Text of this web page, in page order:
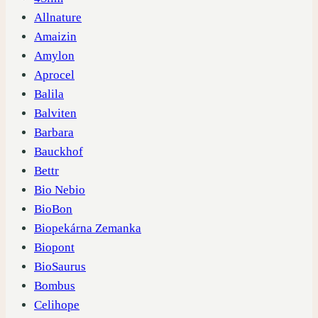
Allnature
Amaizin
Amylon
Aprocel
Balila
Balviten
Barbara
Bauckhof
Bettr
Bio Nebio
BioBon
Biopekárna Zemanka
Biopont
BioSaurus
Bombus
Celihope